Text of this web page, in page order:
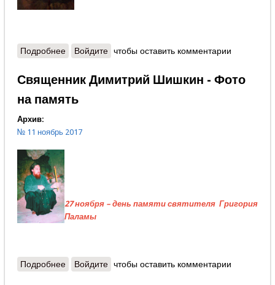
Подробнеео Виктор Грибков-Майский - Сватовство майора,
Войдите чтобы оставить комментарии
Священник Димитрий Шишкин - Фото
на память
Архив:
№ 11 ноябрь 2017
27 ноября – день памяти святителя Григория
Паламы
Подробнеео Священник Димитрий Шишкин - Фото на память
Войдите чтобы оставить комментарии